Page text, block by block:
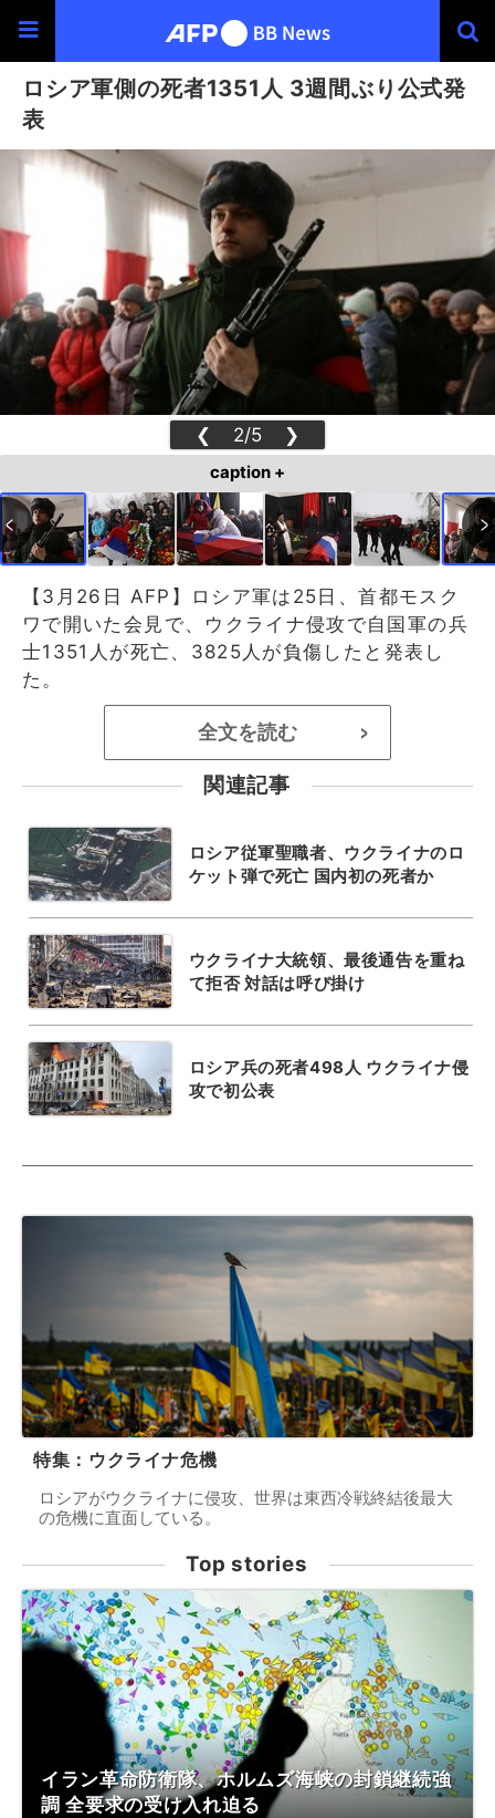
ロシア軍側の死者1351人 3週間ぶり公式発
表
❮ 2/5 ❯
caption +
【3月26日 AFP】ロシア軍は25日、首都モスク
ワで開いた会見で、ウクライナ侵攻で自国軍の兵
士1351人が死亡、3825人が負傷したと発表し
た。
全文を読む >
関連記事
ロシア従軍聖職者、ウクライナのロ
ケット弾で死亡 国内初の死者か
ウクライナ大統領、最後通告を重ね
て拒否 対話は呼び掛け
ロシア兵の死者498人 ウクライナ侵
攻で初公表
特集：ウクライナ危機
ロシアがウクライナに侵攻、世界は東西冷戦終結後最大
の危機に直面している。
Top stories
イラン革命防衛隊、ホルムズ海峡の封鎖継続強
調 全要求の受け入れ迫る